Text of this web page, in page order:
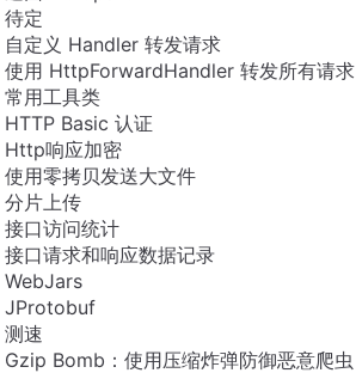
待定
自定义 Handler 转发请求
使用 HttpForwardHandler 转发所有请求
常用工具类
HTTP Basic 认证
Http响应加密
使用零拷贝发送大文件
分片上传
接口访问统计
接口请求和响应数据记录
WebJars
JProtobuf
测速
Gzip Bomb：使用压缩炸弹防御恶意爬虫